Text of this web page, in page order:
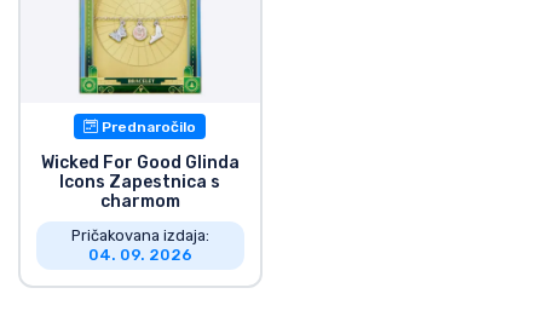
Prednaročilo
Wicked For Good Glinda
Icons Zapestnica s
charmom
Pričakovana izdaja:
04. 09. 2026